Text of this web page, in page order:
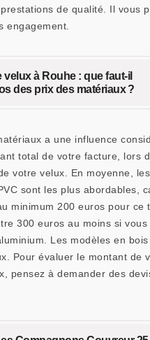
de qualité. Il vous
engagement.
velux à Rouhe : que faut-il
des prix des matériaux ?
a une influence
total de votre facture, lors
votre velux. En moyenne, les
sont les plus abordables,
minimum 200 euros pour ce
300 euros au moins si vous
Les modèles en
Pour évaluer le montant de
pensez à demander des